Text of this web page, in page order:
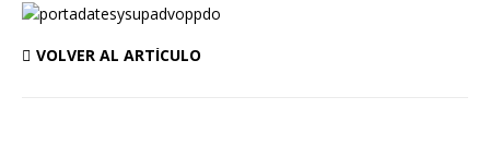
VOLVER AL ARTÍCULO